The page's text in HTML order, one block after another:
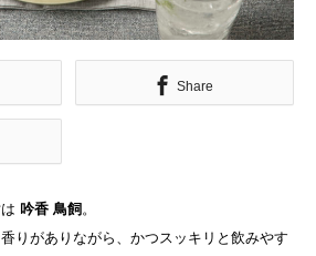
Share
吟香 鳥飼 。
りがありながら、かつスッキリと飲みやす